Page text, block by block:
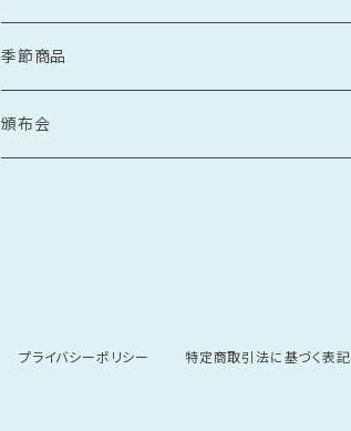
季節商品
頒布会
プライバシーポリシー 特定商取引法に基づく表記